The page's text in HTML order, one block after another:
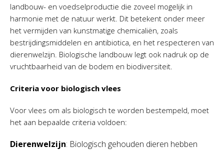
landbouw- en voedselproductie die zoveel mogelijk in
harmonie met de natuur werkt. Dit betekent onder meer
het vermijden van kunstmatige chemicaliën, zoals
bestrijdingsmiddelen en antibiotica, en het respecteren van
dierenwelzijn. Biologische landbouw legt ook nadruk op de
vruchtbaarheid van de bodem en biodiversiteit.
Criteria voor biologisch vlees
Voor vlees om als biologisch te worden bestempeld, moet
het aan bepaalde criteria voldoen:
Dierenwelzijn: Biologisch gehouden dieren hebben